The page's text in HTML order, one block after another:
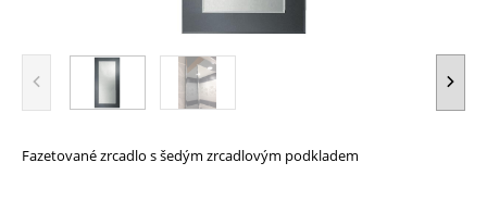
Fazetované zrcadlo s šedým zrcadlovým podkladem